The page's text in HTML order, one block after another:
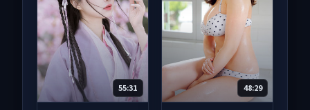
55:31 48:29